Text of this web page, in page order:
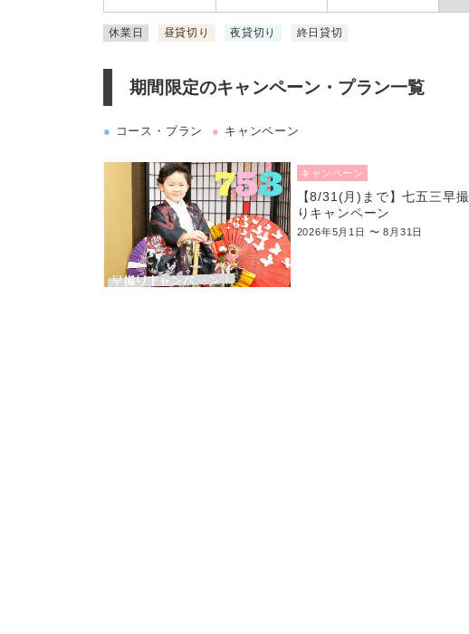
休業日 昼貸切り 夜貸切り 終日貸切
期間限定のキャンペーン・プラン一覧
● コース・プラン ● キャンペーン
キャンペーン
【8/31(月)まで】七五三早撮
りキャンペーン
2026年5月1日 〜 8月31日